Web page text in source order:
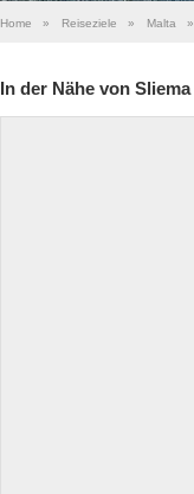
Home » Reiseziele » Malta »
In der Nähe von Sliema